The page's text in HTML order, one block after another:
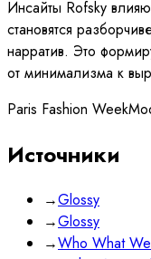
Инсайты Rofsky
становятся
нарратив. Это
от минимализма к
Paris Fashion Week
Источники
→Glossy
→Glossy
→Who What